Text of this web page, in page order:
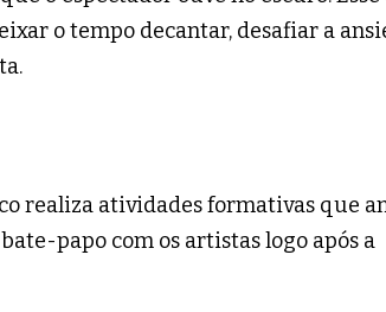
o tempo decantar, desafiar a
realiza atividades formativas que
papo com os artistas logo após a